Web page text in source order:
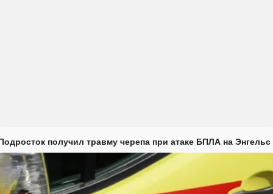
получил травму черепа при атаке БПЛА на Энгельс